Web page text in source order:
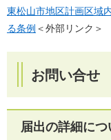
東松山市地区計画区域
る条例 ＜外部リンク＞
お問い合せ
届出の詳細につ